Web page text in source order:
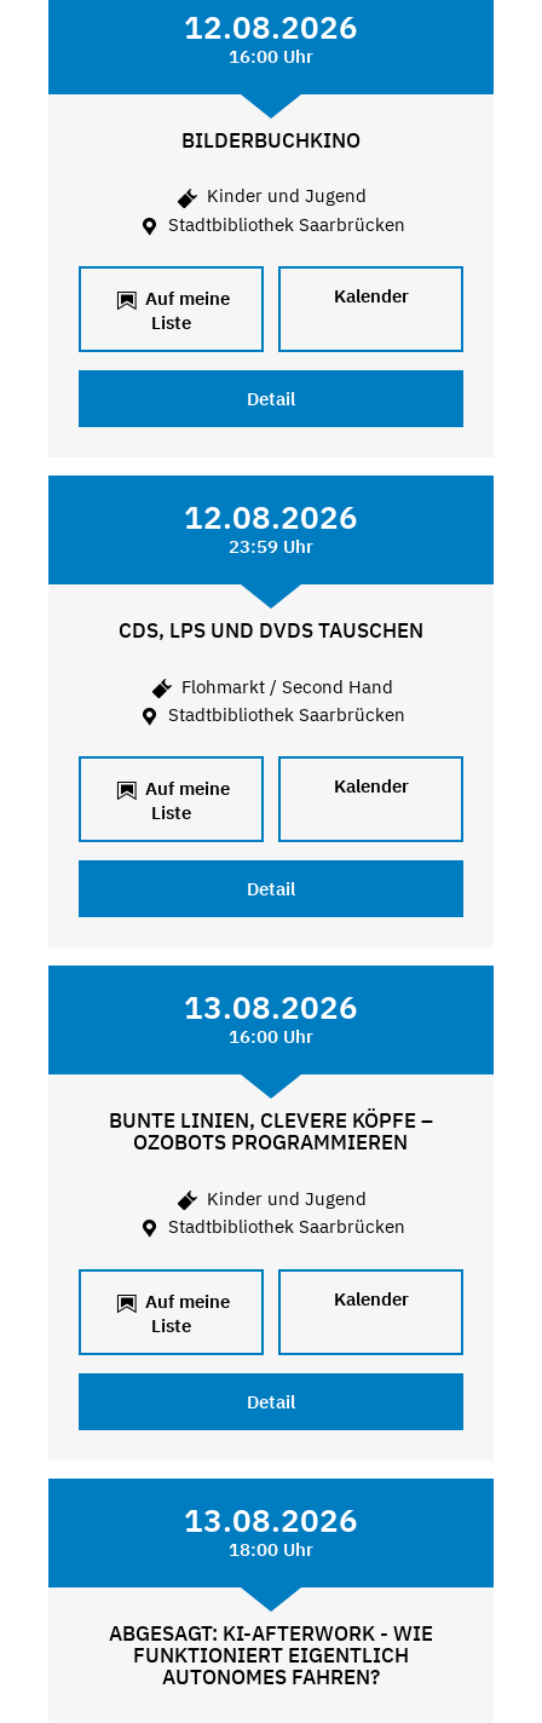
12.08.2026
16:00 Uhr
BILDERBUCHKINO
Kinder und Jugend
Stadtbibliothek Saarbrücken
Auf meine
Liste
Kalender
Detail
12.08.2026
23:59 Uhr
CDS, LPS UND DVDS TAUSCHEN
Flohmarkt / Second Hand
Stadtbibliothek Saarbrücken
Auf meine
Liste
Kalender
Detail
13.08.2026
16:00 Uhr
BUNTE LINIEN, CLEVERE KÖPFE –
OZOBOTS PROGRAMMIEREN
Kinder und Jugend
Stadtbibliothek Saarbrücken
Auf meine
Liste
Kalender
Detail
13.08.2026
18:00 Uhr
ABGESAGT: KI-AFTERWORK - WIE
FUNKTIONIERT EIGENTLICH
AUTONOMES FAHREN?